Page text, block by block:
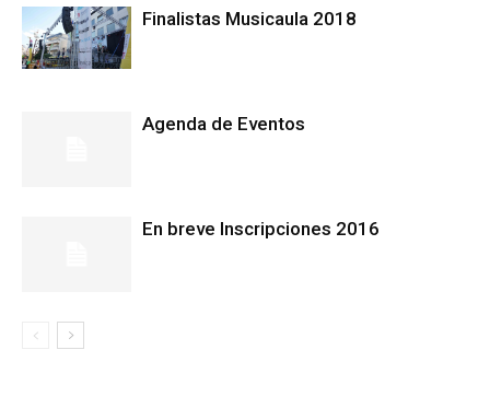
Finalistas Musicaula 2018
Agenda de Eventos
En breve Inscripciones 2016